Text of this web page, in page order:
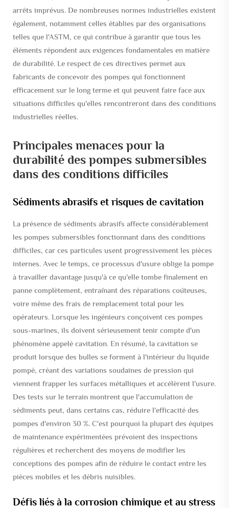
arrêts imprévus. De nombreuses normes industrielles existent
également, notamment celles établies par des organisations
telles que l'ASTM, ce qui contribue à garantir que tous les
éléments répondent aux exigences fondamentales en matière
de durabilité. Le respect de ces directives permet aux
fabricants de concevoir des pompes qui fonctionnent
efficacement sur le long terme et qui peuvent faire face aux
situations difficiles qu'elles rencontreront dans des conditions
industrielles réelles.
Principales menaces pour la
durabilité des pompes submersibles
dans des conditions difficiles
Sédiments abrasifs et risques de cavitation
La présence de sédiments abrasifs affecte considérablement
les pompes submersibles fonctionnant dans des conditions
difficiles, car ces particules usent progressivement les pièces
internes. Avec le temps, ce processus d'usure oblige la pompe
à travailler davantage jusqu'à ce qu'elle tombe finalement en
panne complètement, entraînant des réparations coûteuses,
voire même des frais de remplacement total pour les
opérateurs. Lorsque les ingénieurs conçoivent ces pompes
sous-marines, ils doivent sérieusement tenir compte d'un
phénomène appelé cavitation. En résumé, la cavitation se
produit lorsque des bulles se forment à l'intérieur du liquide
pompé, créant des variations soudaines de pression qui
viennent frapper les surfaces métalliques et accélèrent l'usure.
Des tests sur le terrain montrent que l'accumulation de
sédiments peut, dans certains cas, réduire l'efficacité des
pompes d'environ 30 %. C'est pourquoi la plupart des équipes
de maintenance expérimentées prévoient des inspections
régulières et recherchent des moyens de modifier les
conceptions des pompes afin de réduire le contact entre les
pièces mobiles et les débris nuisibles.
Défis liés à la corrosion chimique et au stress